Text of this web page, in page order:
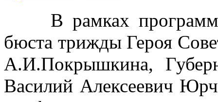
В рамках
бюста трижды Героя
А.И.Покрышкина,
Василий Алексеевич